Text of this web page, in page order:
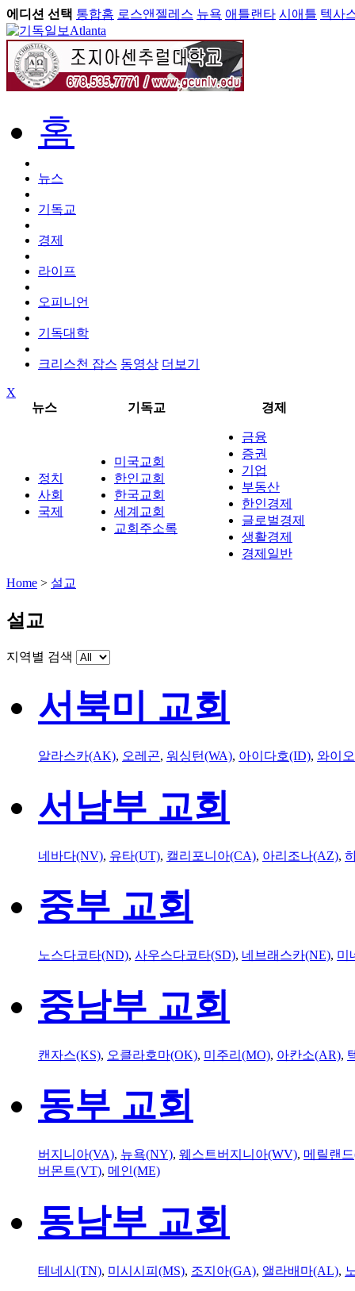
에디션 선택 통합홈 로스앤젤레스 뉴욕 애틀랜타 시애틀 텍사
Atlanta
홈
뉴스
기독교
경제
라이프
오피니언
기독대학
크리스천 잡스 동영상 더보기
X
뉴스
기독교 경제
정치
사회
국제
미국교회
한인교회
한국교회
세계교회
교회주소록
금융
증권
기업
부동산
한인경제
글로벌경제
생활경제
경제일반
Home > 설교
설교
지역별 검색
서북미 교회
알라스카(AK), 오레곤, 워싱턴(WA), 아이다호(ID), 와이
서남부 교회
네바다(NV), 유타(UT), 캘리포니아(CA), 아리조나(AZ),
중부 교회
노스다코타(ND), 사우스다코타(SD), 네브래스카(NE), 미
중남부 교회
캔자스(KS), 오클라호마(OK), 미주리(MO), 아칸소(AR),
동부 교회
버지니아(VA), 뉴욕(NY), 웨스트버지니아(WV), 메릴랜
버몬트(VT), 메인(ME)
동남부 교회
테네시(TN), 미시시피(MS), 조지아(GA), 앨라배마(AL),